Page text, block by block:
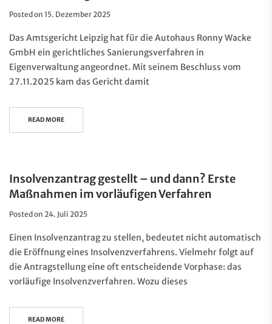
Posted on 15. Dezember 2025
Das Amtsgericht Leipzig hat für die Autohaus Ronny Wacke
GmbH ein gerichtliches Sanierungsverfahren in
Eigenverwaltung angeordnet. Mit seinem Beschluss vom
27.11.2025 kam das Gericht damit
READ MORE
Insolvenzantrag gestellt – und dann? Erste
Maßnahmen im vorläufigen Verfahren
Posted on 24. Juli 2025
Einen Insolvenzantrag zu stellen, bedeutet nicht automatisch
die Eröffnung eines Insolvenzverfahrens. Vielmehr folgt auf
die Antragstellung eine oft entscheidende Vorphase: das
vorläufige Insolvenzverfahren. Wozu dieses
READ MORE